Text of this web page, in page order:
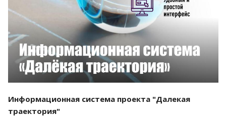
Смотреть проект
Информационная система проекта "Далекая
траектория"